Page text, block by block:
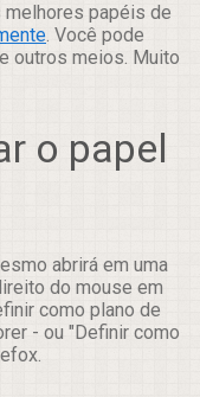
melhores papéis de
. Você pode
outros meios. Muito
o papel
abrirá em uma
do mouse em
como plano de
- ou "Definir como